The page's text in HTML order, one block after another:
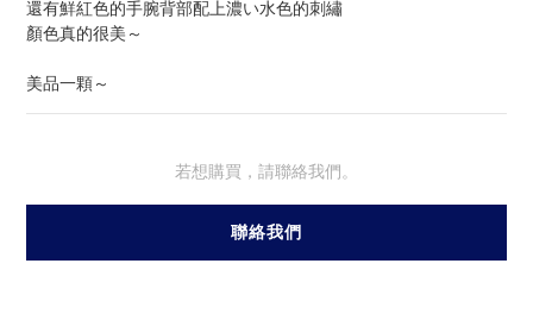
還有鮮紅色的手腕背部配上濃い水色的刺繡
顏色真的很美～
美品一顆～
若想購買，請聯絡我們。
聯絡我們